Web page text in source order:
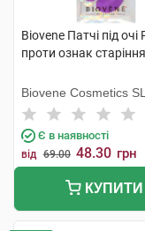
Biovene Патчі під очі
проти ознак
Biovene Cosmetics SL
Є в наявності
від 69.00 48.30 грн
КУПИТИ